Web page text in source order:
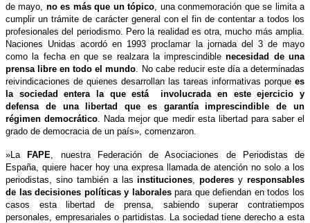
de mayo, no es más que un tópico , una conmemoración que se limita a
cumplir un trámite de carácter general con el fin de contentar a todos los
profesionales del periodismo. Pero la realidad es otra, mucho más amplia.
Naciones Unidas acordó en 1993 proclamar la jornada del 3 de mayo
como la fecha en que se realzara la imprescindiblenecesidad de una
prensa libre en todo el mundo . No cabe reducireste día a determinadas
reivindicaciones de quienes desarrollan las tareas informativas porque es
la sociedad entera la que está involucrada en este ejercicio y
defensa de una libertad que es garantía imprescindible de un
régimen democrático . Nada mejor que medir esta libertad para saber el
grado de democracia de un país», comenzaron.
»La FAPE , nuestra Federación de Asociaciones de Periodistas de
España, quiere hacer hoy una expresa llamada de atención no solo a los
periodistas, sino también a lasinstituciones ,poderes y responsables
de las decisiones políticas y laboralespara que defiendan en todos los
casos esta libertad de prensa, sabiendo superar contratiempos
personales, empresariales o partidistas. La sociedad tiene derecho a esta